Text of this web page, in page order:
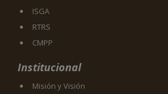
ISGA
RTRS
CMPP
Institucional
Misión y Visión